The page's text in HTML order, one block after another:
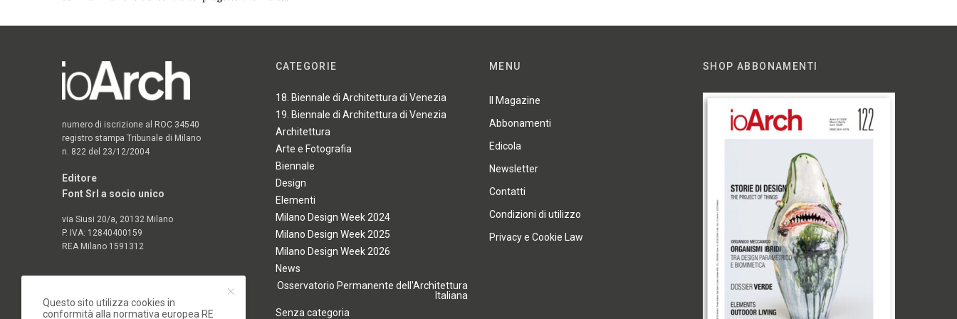
numero di iscrizione al ROC 34540
registro stampa Tribunale di Milano
n. 822 del 23/12/2004
Editore
Font Srl a socio unico
via Siusi 20/a, 20132 Milano
P. IVA: 12840400159
REA Milano 1591312
CATEGORIE
18. Biennale di Architettura di Venezia
19. Biennale di Architettura di Venezia
Architettura
Arte e Fotografia
Biennale
Design
Elementi
Milano Design Week 2024
Milano Design Week 2025
Milano Design Week 2026
News
Osservatorio Permanente dell'Architettura
Italiana
Senza categoria
MENU
Il Magazine
Abbonamenti
Edicola
Newsletter
Contatti
Condizioni di utilizzo
Privacy e Cookie Law
SHOP ABBONAMENTI
Questo sito utilizza cookies in
conformità alla normativa europea RE